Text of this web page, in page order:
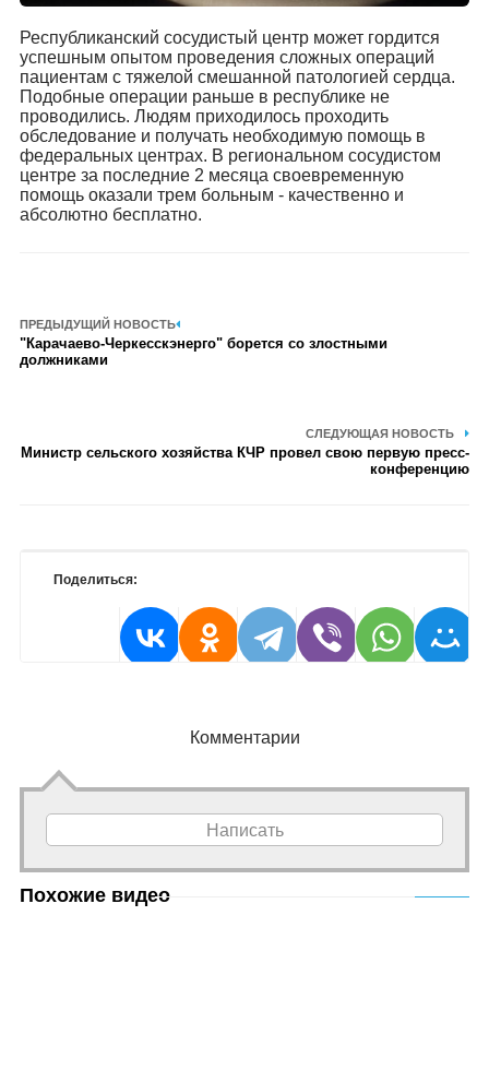
Республиканский сосудистый центр может гордится
успешным опытом проведения сложных операций
пациентам с тяжелой смешанной патологией сердца.
Подобные операции раньше в республике не
проводились. Людям приходилось проходить
обследование и получать необходимую помощь в
федеральных центрах. В региональном сосудистом
центре за последние 2 месяца своевременную
помощь оказали трем больным - качественно и
абсолютно бесплатно.
ПРЕДЫДУЩИЙ НОВОСТЬ
"Карачаево-Черкесскэнерго" борется со злостными
должниками
СЛЕДУЮЩАЯ НОВОСТЬ
Министр сельского хозяйства КЧР провел свою первую пресс-
конференцию
Поделиться:
Комментарии
Написать
Похожие видео